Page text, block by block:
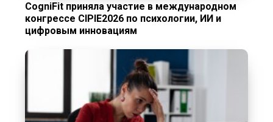
CogniFit приняла участие в международном
конгрессе CIPIE2026 по психологии, ИИ и
цифровым инновациям